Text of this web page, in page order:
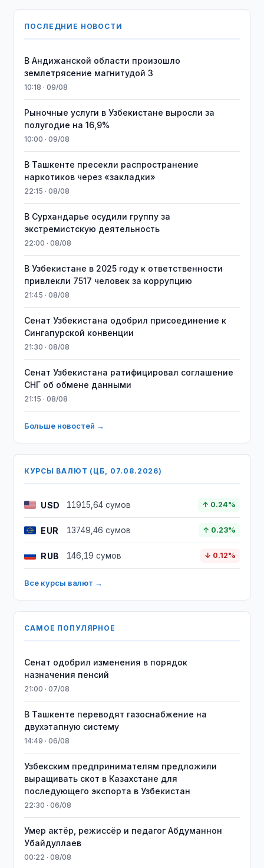
ПОСЛЕДНИЕ НОВОСТИ
В Андижанской области произошло
землетрясение магнитудой 3
10:18 · 09/08
Рыночные услуги в Узбекистане выросли за
полугодие на 16,9%
10:00 · 09/08
В Ташкенте пресекли распространение
наркотиков через «закладки»
22:15 · 08/08
В Сурхандарье осудили группу за
экстремистскую деятельность
22:00 · 08/08
В Узбекистане в 2025 году к ответственности
привлекли 7517 человек за коррупцию
21:45 · 08/08
Сенат Узбекистана одобрил присоединение к
Сингапурской конвенции
21:30 · 08/08
Сенат Узбекистана ратифицировал соглашение
СНГ об обмене данными
21:15 · 08/08
Больше новостей →
КУРСЫ ВАЛЮТ (ЦБ, 07.08.2026)
USD 11915,64 сумов ↑ 0.24%
EUR 13749,46 сумов ↑ 0.23%
RUB 146,19 сумов ↓ 0.12%
Все курсы валют →
САМОЕ ПОПУЛЯРНОЕ
Сенат одобрил изменения в порядок
назначения пенсий
21:00 · 07/08
В Ташкенте переводят газоснабжение на
двухэтапную систему
14:49 · 06/08
Узбекским предпринимателям предложили
выращивать скот в Казахстане для
последующего экспорта в Узбекистан
22:30 · 06/08
Умер актёр, режиссёр и педагог Абдуманнон
Убайдуллаев
00:22 · 08/08